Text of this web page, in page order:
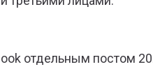
отдельным постом